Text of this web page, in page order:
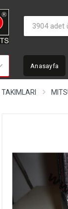
Anasayfa